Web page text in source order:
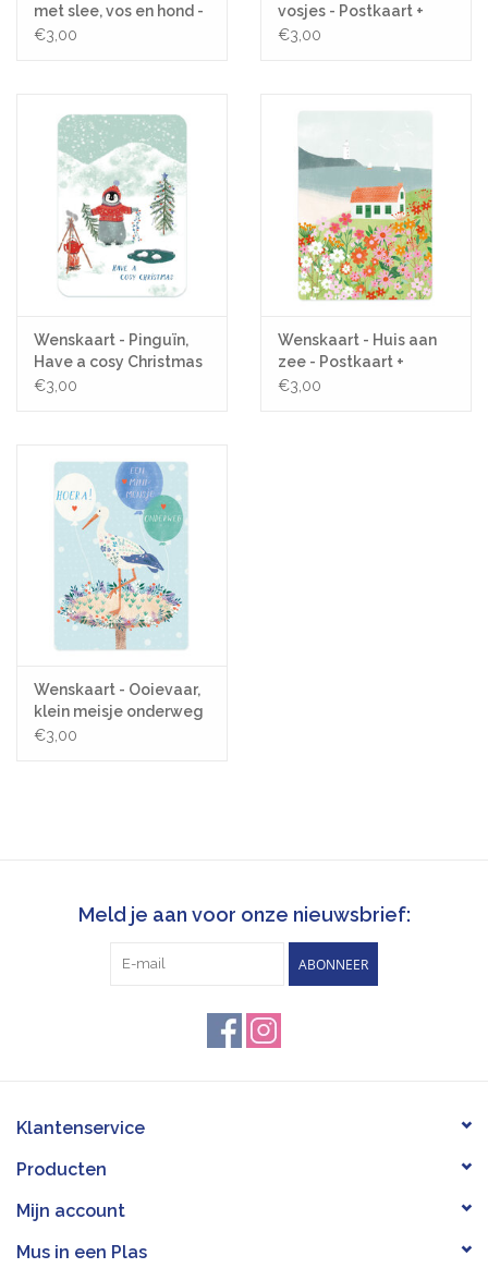
met slee, vos en hond -
Postkaart + Envelop
€3,00
vosjes - Postkaart +
Envelop
€3,00
Wenskaart - Pinguïn,
Have a cosy Christmas
- Postkaart + Envelop
€3,00
Wenskaart - Huis aan
zee - Postkaart +
Envelop
€3,00
Wenskaart - Ooievaar,
klein meisje onderweg
- Postkaart + Envelop
€3,00
Meld je aan voor onze nieuwsbrief:
ABONNEER
Klantenservice
Producten
Mijn account
Mus in een Plas